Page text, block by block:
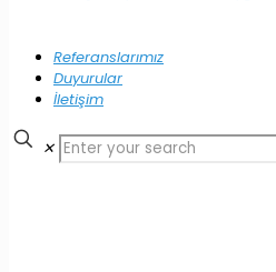
Referanslarımız
Duyurular
İletişim
✕